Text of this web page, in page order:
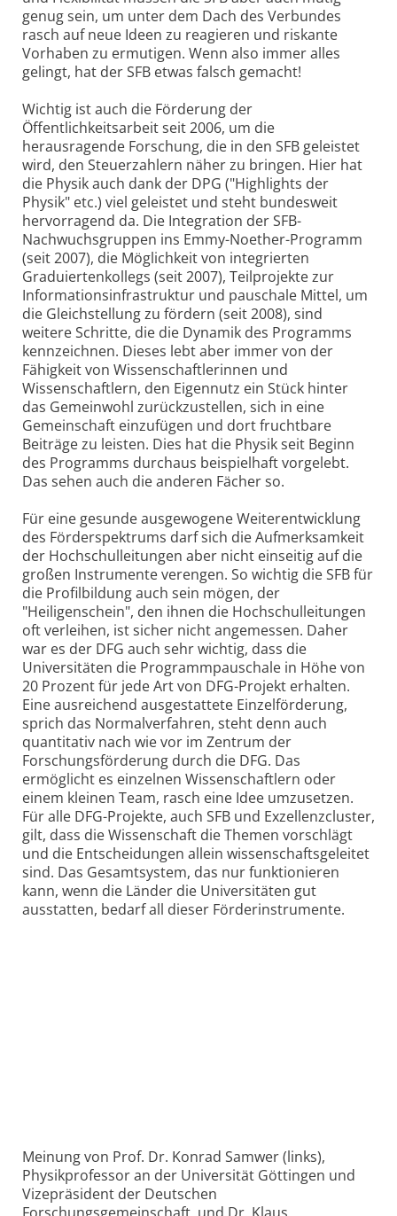
genug sein, um unter dem Dach des Verbundes
rasch auf neue Ideen zu reagieren und riskante
Vorhaben zu ermutigen. Wenn also immer alles
gelingt, hat der SFB etwas falsch gemacht!
Wichtig ist auch die Förderung der
Öffentlichkeitsarbeit seit 2006, um die
herausragende Forschung, die in den SFB geleistet
wird, den Steuerzahlern näher zu bringen. Hier hat
die Physik auch dank der DPG ("Highlights der
Physik" etc.) viel geleistet und steht bundesweit
hervorragend da. Die Integration der SFB-
Nachwuchsgruppen ins Emmy-Noether-Programm
(seit 2007), die Möglichkeit von integrierten
Graduiertenkollegs (seit 2007), Teilprojekte zur
Informationsinfrastruktur und pauschale Mittel, um
die Gleichstellung zu fördern (seit 2008), sind
weitere Schritte, die die Dynamik des Programms
kennzeichnen. Dieses lebt aber immer von der
Fähigkeit von Wissenschaftlerinnen und
Wissenschaftlern, den Eigennutz ein Stück hinter
das Gemeinwohl zurückzustellen, sich in eine
Gemeinschaft einzufügen und dort fruchtbare
Beiträge zu leisten. Dies hat die Physik seit Beginn
des Programms durchaus beispielhaft vorgelebt.
Das sehen auch die anderen Fächer so.
Für eine gesunde ausgewogene Weiterentwicklung
des Förderspektrums darf sich die Aufmerksamkeit
der Hochschulleitungen aber nicht einseitig auf die
großen Instrumente verengen. So wichtig die SFB für
die Profilbildung auch sein mögen, der
"Heiligenschein", den ihnen die Hochschulleitungen
oft verleihen, ist sicher nicht angemessen. Daher
war es der DFG auch sehr wichtig, dass die
Universitäten die Programmpauschale in Höhe von
20 Prozent für jede Art von DFG-Projekt erhalten.
Eine ausreichend ausgestattete Einzelförderung,
sprich das Normalverfahren, steht denn auch
quantitativ nach wie vor im Zentrum der
Forschungsförderung durch die DFG. Das
ermöglicht es einzelnen Wissenschaftlern oder
einem kleinen Team, rasch eine Idee umzusetzen.
Für alle DFG-Projekte, auch SFB und Exzellenzcluster,
gilt, dass die Wissenschaft die Themen vorschlägt
und die Entscheidungen allein wissenschaftsgeleitet
sind. Das Gesamtsystem, das nur funktionieren
kann, wenn die Länder die Universitäten gut
ausstatten, bedarf all dieser Förderinstrumente.
Meinung von Prof. Dr. Konrad Samwer (links),
Physikprofessor an der Universität Göttingen und
Vizepräsident der Deutschen